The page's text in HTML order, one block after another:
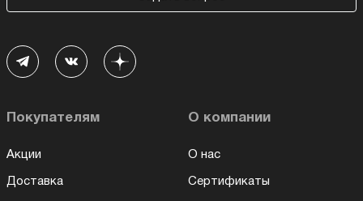
Покупателям
Акции
Доставка
О компании
О нас
Сертификаты